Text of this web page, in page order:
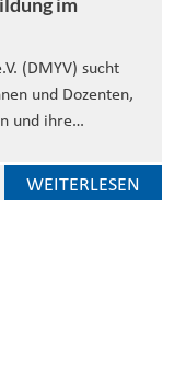
(DMYV) sucht
und Dozenten,
und ihre…
WEITERLESEN